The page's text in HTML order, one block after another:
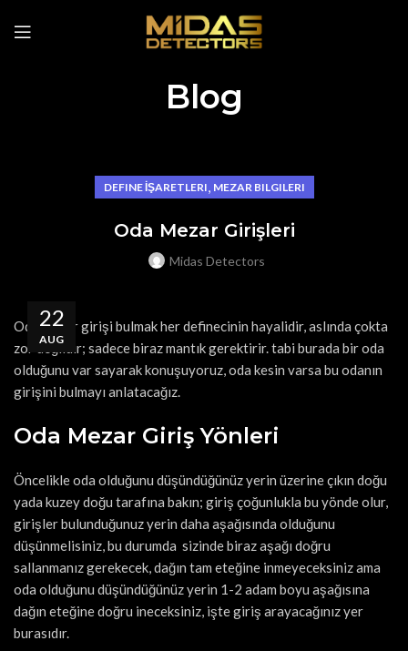
Blog
DEFINE İŞARETLERI, MEZAR BILGILERI
Oda Mezar Girişleri
Midas Detectors
22
AUG
Oda mezar girişi bulmak her definecinin hayalidir, aslında çokta
zor değildir; sadece biraz mantık gerektirir. tabi burada bir oda
olduğunu var sayarak konuşuyoruz, oda kesin varsa bu odanın
girişini bulmayı anlatacağız.
Oda Mezar Giriş Yönleri
Öncelikle oda olduğunu düşündüğünüz yerin üzerine çıkın doğu
yada kuzey doğu tarafına bakın; giriş çoğunlukla bu yönde olur,
girişler bulunduğunuz yerin daha aşağısında olduğunu
düşünmelisiniz, bu durumda sizinde biraz aşağı doğru
sallanmanız gerekecek, dağın tam eteğine inmeyeceksiniz ama
oda olduğunu düşündüğünüz yerin 1-2 adam boyu aşağısına
dağın eteğine doğru ineceksiniz, işte giriş arayacağınız yer
burasıdır.